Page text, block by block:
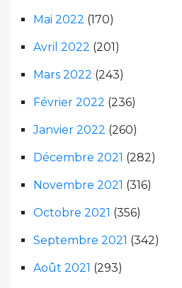
Mai 2022 (170)
Avril 2022 (201)
Mars 2022 (243)
Février 2022 (236)
Janvier 2022 (260)
Décembre 2021 (282)
Novembre 2021 (316)
Octobre 2021 (356)
Septembre 2021 (342)
Août 2021 (293)